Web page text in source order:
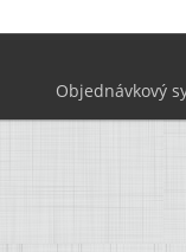
Objednávkový